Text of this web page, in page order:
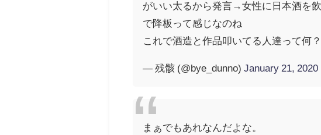
がいい太るから発言→女性に日本酒を
で降板って感じなのね
これで酒造と作品叩いてる人達って何？
— 残骸 (@bye_dunno)January 21, 2020
まぁでもあれなんだよな。